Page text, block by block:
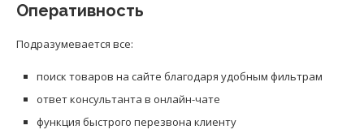
Оперативность
Подразумевается все:
поиск товаров на сайте благодаря удобным фильтрам
ответ консультанта в онлайн-чате
функция быстрого перезвона клиенту